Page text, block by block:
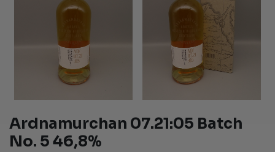
Ardnamurchan 07.21:05 Batch
No. 5 46,8%